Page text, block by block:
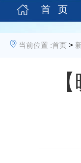
首 页
当前位置 :首页 >